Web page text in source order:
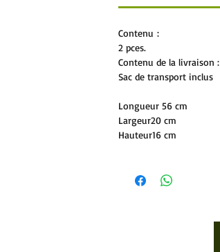
Contenu :
2 pces.
Contenu de la livraison :
Sac de transport inclus
Longueur 56 cm
Largeur20 cm
Hauteur16 cm